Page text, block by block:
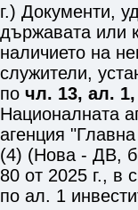
г.) Документи,
държавата или
наличието на
служители,
по чл. 13, ал.
Националната
агенция
(4) (Нова - ДВ,
80 от 2025 г., в
по ал. 1